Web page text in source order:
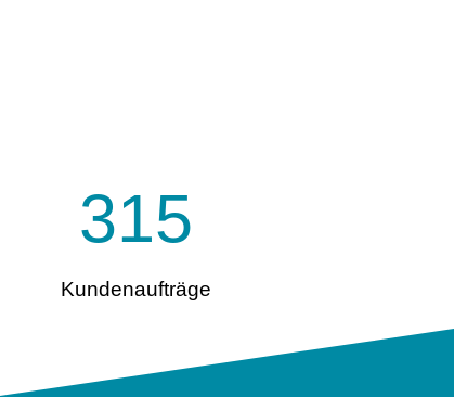
315
Kundenaufträge